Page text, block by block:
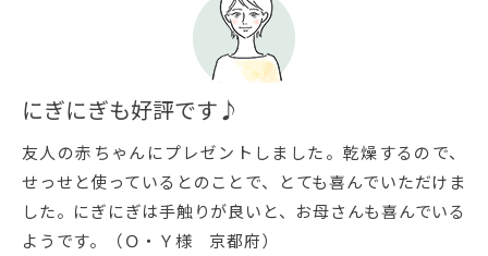
にぎにぎも好評です♪
友人の赤ちゃんにプレゼントしました。乾燥するので、
せっせと使っているとのことで、とても喜んでいただけま
した。にぎにぎは手触りが良いと、お母さんも喜んでいる
ようです。（Ｏ・Ｙ様 京都府）